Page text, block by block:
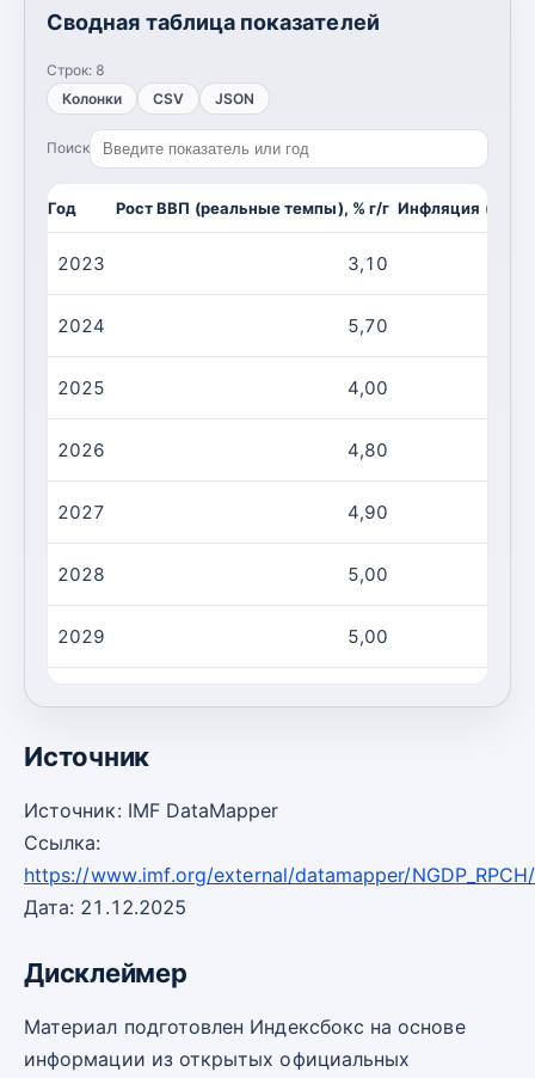
Сводная таблица показателей
Строк: 8
Колонки
CSV JSON
Поиск
Год Рост ВВП (реальные темпы), % г/г Инфляция (CPI,
2023 3,10
2024 5,70
2025 4,00
2026 4,80
2027 4,90
2028 5,00
2029 5,00
Источник
Источник: IMF DataMapper
Ссылка:
https://www.imf.org/external/datamapper/
Дата: 21.12.2025
Дисклеймер
Материал подготовлен Индексбокс на основе
информации из открытых официальных